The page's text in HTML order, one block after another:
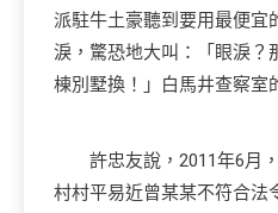
派駐牛土豪聽到要用最便宜
淚，驚恐地大叫：「眼淚？
棟別墅換！」白馬井查察室
許忠友說，2011年6月，
村村平易近曾某某不符合法